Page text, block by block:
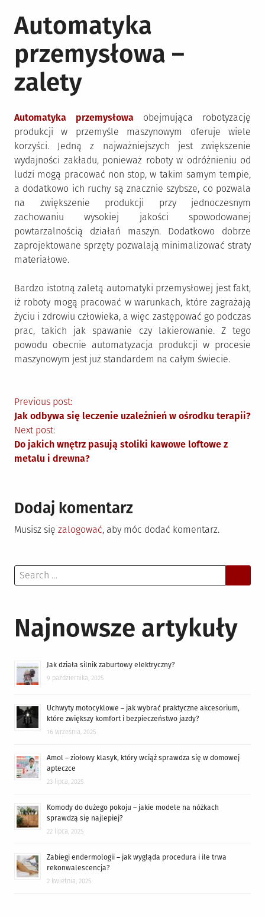
Automatyka
przemysłowa –
zalety
Automatyka przemysłowa obejmująca robotyzację
produkcji w przemyśle maszynowym oferuje wiele
korzyści. Jedną z najważniejszych jest zwiększenie
wydajności zakładu, ponieważ roboty w odróżnieniu od
ludzi mogą pracować non stop, w takim samym tempie,
a dodatkowo ich ruchy są znacznie szybsze, co pozwala
na zwiększenie produkcji przy jednoczesnym
zachowaniu wysokiej jakości spowodowanej
powtarzalnością działań maszyn. Dodatkowo dobrze
zaprojektowane sprzęty pozwalają minimalizować straty
materiałowe.
Bardzo istotną zaletą automatyki przemysłowej jest fakt,
iż roboty mogą pracować w warunkach, które zagrażają
życiu i zdrowiu człowieka, a więc zastępować go podczas
prac, takich jak spawanie czy lakierowanie. Z tego
powodu obecnie automatyzacja produkcji w procesie
maszynowym jest już standardem na całym świecie.
Nawigacja
wpisu
Previous post:
Jak odbywa się leczenie uzależnień w ośrodku terapii?
Next post:
Do jakich wnętrz pasują stoliki kawowe loftowe z
metalu i drewna?
Dodaj komentarz
Musisz się zalogować, aby móc dodać komentarz.
Search
for:
Najnowsze artykuły
Jak działa silnik zaburtowy elektryczny?
9 października, 2025
Uchwyty motocyklowe – jak wybrać praktyczne akcesorium,
które zwiększy komfort i bezpieczeństwo jazdy?
16 września, 2025
Amol – ziołowy klasyk, który wciąż sprawdza się w domowej
apteczce
23 lipca, 2025
Komody do dużego pokoju – jakie modele na nóżkach
sprawdzą się najlepiej?
22 lipca, 2025
Zabiegi endermologii – jak wygląda procedura i ile trwa
rekonwalescencja?
2 kwietnia, 2025